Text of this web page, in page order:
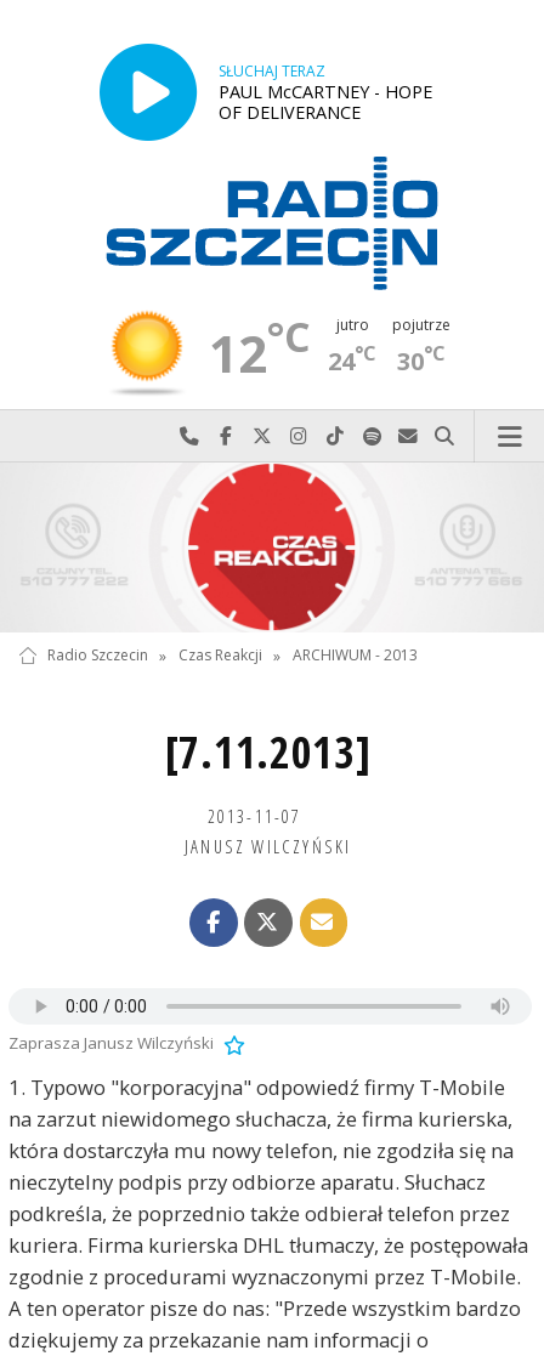
SŁUCHAJ TERAZ
PAUL McCARTNEY - HOPE
OF DELIVERANCE
12°C jutro
24°C
pojutrze
30°C
Najlepiej po prostu do nas zadzwoń
Odwiedź nas na Facebook-u
Odwiedź nas na X
Odwiedź nas na Instagram-ie
Odwiedź nas na TikTok-u
Szukaj nas na Spotify
Wyślij do nas
Szukaj
Radio Szczecin » Czas Reakcji » ARCHIWUM - 2013
[7.11.2013]
2013-11-07
JANUSZ WILCZYŃSKI
Zaprasza Janusz Wilczyński
1. Typowo "korporacyjna" odpowiedź firmy T-Mobile
na zarzut niewidomego słuchacza, że firma kurierska,
która dostarczyła mu nowy telefon, nie zgodziła się na
nieczytelny podpis przy odbiorze aparatu. Słuchacz
podkreśla, że poprzednio także odbierał telefon przez
kuriera. Firma kurierska DHL tłumaczy, że postępowała
zgodnie z procedurami wyznaczonymi przez T-Mobile.
A ten operator pisze do nas: "Przede wszystkim bardzo
dziękujemy za przekazanie nam informacji o